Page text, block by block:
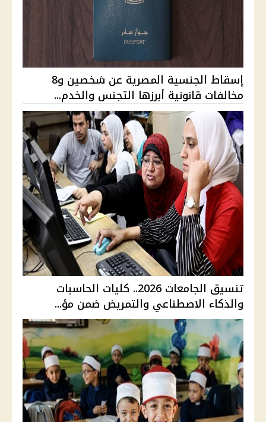
إسقاط الجنسية المصرية عن شخصين و8
مخالفات قانونية أبرزها التجنس والخدم...
تنسيق الجامعات 2026.. كليات الحاسبات
والذكاء الاصطناعي والتمريض ضمن مؤ...